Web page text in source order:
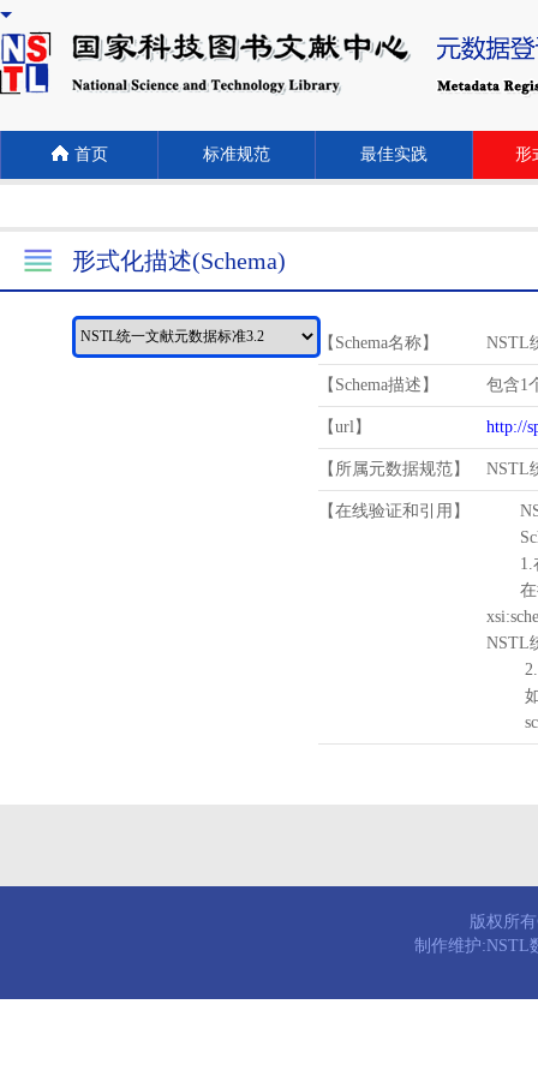
首页 标准规范 最佳实践 形
形式化描述(Schema)
【Schema名称】 NSTL
【Schema描述】 包含1
【url】 http://
【所属元数据规范】 NSTL
【在线验证和引用】
1.
在待
NSTL
2.
如需
版权所
制作维护:NSTL